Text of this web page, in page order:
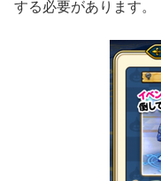
する必要があります。